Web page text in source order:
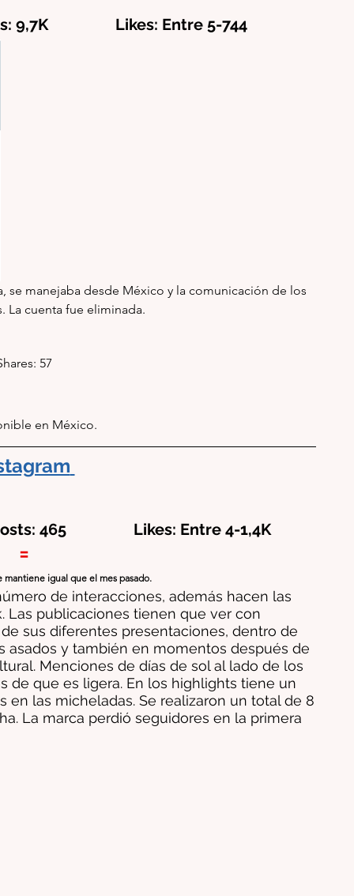
9,7K                 Likes: Entre 5-744
manejaba desde México y la comunicación de los
La cuenta fue eliminada.
57
en México.
465                 Likes: Entre 4-1,4K
=
mantiene igual que el mes pasado.
de interacciones, además hacen las
Las publicaciones tienen que ver con
sus diferentes presentaciones, dentro de
y también en momentos después de
Menciones de días de sol al lado de los
de que es ligera. En los highlights tiene un
las micheladas. Se realizaron un total de 8
La marca perdió seguidores en la primera